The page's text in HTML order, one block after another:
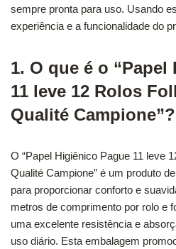
sempre pronta para uso. Usando
experiência e a funcionalidade do
1. O que é o
11 leve 12 Rolos
Qualité Campione”?
O “Papel Higiênico Pague 11 leve
Qualité Campione” é um produto
para proporcionar conforto e
metros de comprimento por rolo e
uma excelente resistência e
uso diário. Esta embalagem